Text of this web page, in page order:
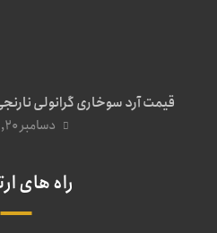
قیمت آرد سوخاری گرانولی نارنجی آینز ۲ کیلویی
دسامبر ۲۰, ۲۰۲۵
راه های